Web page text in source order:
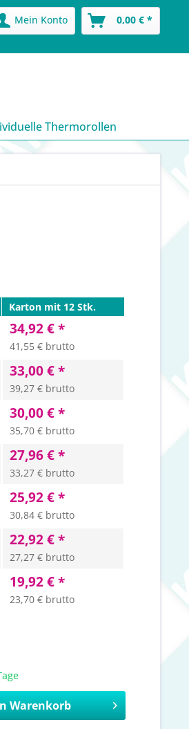
Mein Konto 0,00 € *
Thermorollen
Karton mit 12 Stk.
34,92 € *
41,55 € brutto
33,00 € *
39,27 € brutto
30,00 € *
35,70 € brutto
27,96 € *
33,27 € brutto
25,92 € *
30,84 € brutto
22,92 € *
27,27 € brutto
19,92 € *
23,70 € brutto
Warenkorb